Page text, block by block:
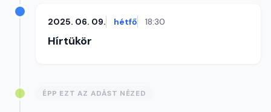
2025. 06. 09. hétfő 18:30
Hírtükör
ÉPP EZT AZ ADÁST NÉZED